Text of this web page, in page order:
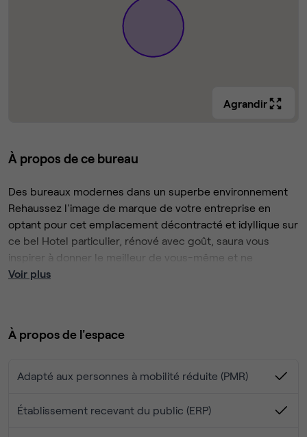
Agrandir
À propos de ce bureau
Des bureaux modernes dans un superbe environnement
Rehaussez l'image de marque de votre entreprise en
optant pour cet emplacement décontracté et idyllique sur
ce bel Hotel particulier, rénové avec goût, saura vous
inspirer à donner le meilleur de vous-même et ne
manquera pas d'impressionner vos clients.
Regagnez aisément votre lieu de travail grâce à la
Enfin, sortez vous détendre avec vos invités dans l'un des
Voir plus
À propos de l'espace
Adapté aux personnes à mobilité réduite (PMR)
Établissement recevant du public (ERP)